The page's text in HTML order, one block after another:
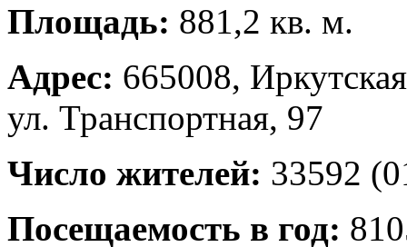
Площадь: 881,2 кв. м.
Адрес: 665008,
ул. Транспортная, 97
Число жителей: 33592
Посещаемость в год: